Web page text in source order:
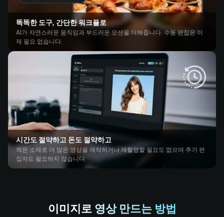
똑똑한 도구, 간단한 워크플로
AI가 자연스러운 움직임과 부드러운 모션을 더해줍니다. 수동 편집은 이
제 필요 없습니다.
시간도 절약하고 돈도 절약하고
적은 소재로 더 많은 영상을 재작하거나 재촬영할 필요도 없으며 추가 편
집자도 필요하지 않습니다.
이미지로 영상 만드는 방법